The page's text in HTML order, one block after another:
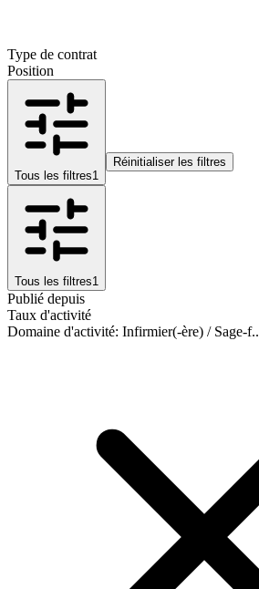
Type de contrat
Position
Tous les filtres1
Réinitialiser les filtres
Tous les filtres1
Publié depuis
Taux d'activité
Domaine d'activité: Infirmier(-ère) / Sage-f..